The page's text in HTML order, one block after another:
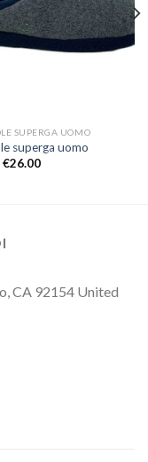
SUPERGA UOMO
superga uomo
€26.00
CA 92154 United